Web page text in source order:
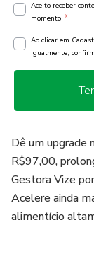
Aceito receber
momento. *
Ao clicar em
igualmente,
Dê um upgrade
R$97,00,
Gestora Vize
Acelere ainda
alimentício